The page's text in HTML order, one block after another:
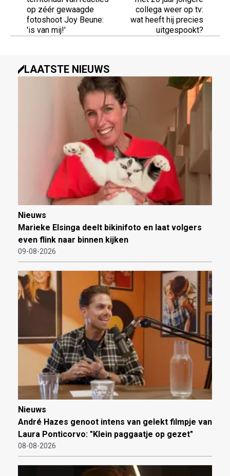
op zéér gewaagde
fotoshoot Joy Beune:
'is van mij!'
collega weer op tv:
wat heeft hij precies
uitgespookt?
LAATSTE NIEUWS
Nieuws
Marieke Elsinga deelt bikinifoto en laat volgers
even flink naar binnen kijken
09-08-2026
Nieuws
André Hazes genoot intens van gelekt filmpje van
Laura Ponticorvo: "Klein paggaatje op gezet"
08-08-2026